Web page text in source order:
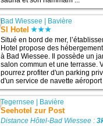
Bad Wiessee Bavière
Sl Hotel
Situé en bord de mer,
Hotel propose des
à Bad Wiessee. Il possède un
salon commun et une terrasse.
pourrez profiter d'un parking
d'un service de navette aéroport
Tegernsee Bavière
Seehotel zur Post
Distance Hôtel-Bad Wiessee :